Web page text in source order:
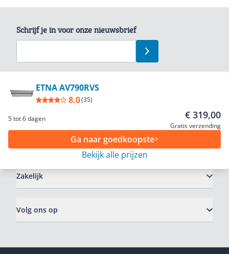
ETNA AV790RVS
8.0(35)
5 tot 6 dagen € 319,00
Gratis verzending
Ga naar goedkoopste
Bekijk alle prijzen
Schrijf je in voor onze nieuwsbrief
Zakelijk
Volg ons op